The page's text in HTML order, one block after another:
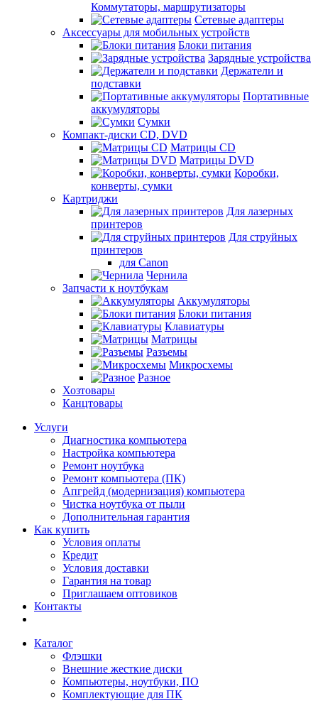
Коммутаторы, маршрутизаторы
Сетевые адаптеры
Аксессуары для мобильных устройств
Блоки питания
Зарядные устройства
Держатели и
подставки
Портативные
аккумуляторы
Сумки
Компакт-диски CD, DVD
Матрицы CD
Матрицы DVD
Коробки,
конверты, сумки
Картриджи
Для лазерных
принтеров
Для струйных
принтеров
для Canon
Чернила
Запчасти к ноутбукам
Аккумуляторы
Блоки питания
Клавиатуры
Матрицы
Разъемы
Микросхемы
Разное
Хозтовары
Канцтовары
Услуги
Диагностика компьютера
Настройка компьютера
Ремонт ноутбука
Ремонт компьютера (ПК)
Апгрейд (модернизация) компьютера
Чистка ноутбука от пыли
Дополнительная гарантия
Как купить
Условия оплаты
Кредит
Условия доставки
Гарантия на товар
Приглашаем оптовиков
Контакты
Каталог
Флэшки
Внешние жесткие диски
Компьютеры, ноутбуки, ПО
Комплектующие для ПК